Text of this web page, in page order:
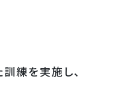
練を実施し、